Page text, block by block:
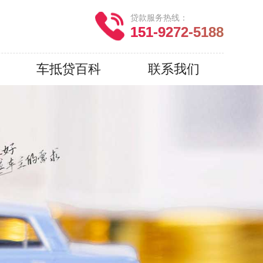
贷款服务热线：
151-9272-5188
车抵贷百科 联系我们